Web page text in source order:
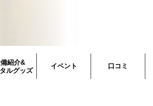
紹介&
ルグッズ
イベント 口コミ